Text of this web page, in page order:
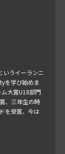
いうイーランニ
を学び始めま
大賞U18部門
、三年生の時
を受賞、今は